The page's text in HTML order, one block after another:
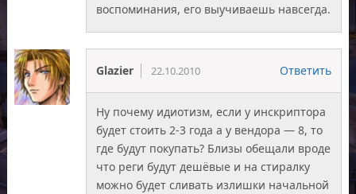
воспоминания, его выучиваешь навсегда.
Glazier 22.10.2010 Ответить
Ну почему идиотизм, если у инскриптора
будет стоить 2-3 года а у вендора — 8, то
где будут покупать? Близы обещали вроде
что реги будут дешёвые и на стиралку
можно будет сливать излишки начальной